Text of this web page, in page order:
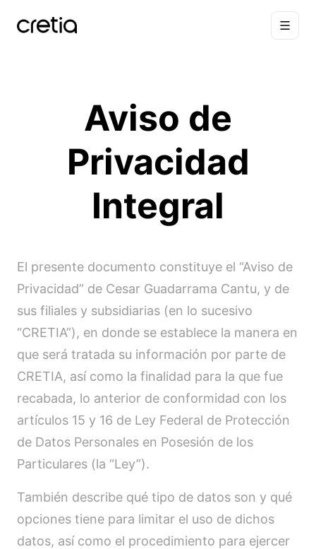
Aviso de
Privacidad
Integral
El presente documento constituye el “Aviso de
Privacidad” de Cesar Guadarrama Cantu, y de
sus filiales y subsidiarias (en lo sucesivo
“CRETIA”), en donde se establece la manera en
que será tratada su información por parte de
CRETIA, así como la finalidad para la que fue
recabada, lo anterior de conformidad con los
artículos 15 y 16 de Ley Federal de Protección
de Datos Personales en Posesión de los
Particulares (la “Ley”).
También describe qué tipo de datos son y qué
opciones tiene para limitar el uso de dichos
datos, así como el procedimiento para ejercer